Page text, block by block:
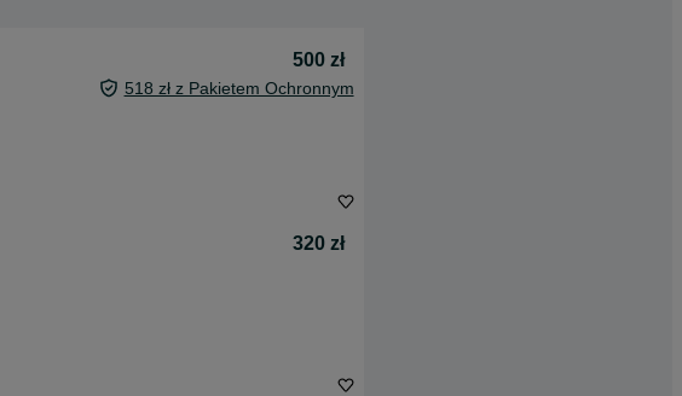
500 zł
518 zł z Pakietem Ochronnym
320 zł